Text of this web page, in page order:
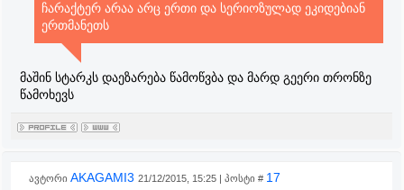
ჩარაქტერ არაა არც ერთი და სერიოზულად ეკიდებიან
ერთმანეთს
მაშინ სტარკს დაეზარება წამოწვბა და მარდ გეერი თრონზე
წამოხევს
ავტორი AKAGAMI3 21/12/2015, 15:25 | პოსტი # 17